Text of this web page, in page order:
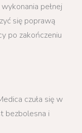
pełnej
się poprawą
po zakończeniu
czuła się w
bezbolesna i